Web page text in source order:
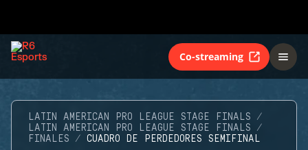
Co-streaming
LATIN AMERICAN PRO LEAGUE STAGE FINALS
LATIN AMERICAN PRO LEAGUE STAGE FINALS
FINALES
CUADRO DE PERDEDORES SEMIFINAL